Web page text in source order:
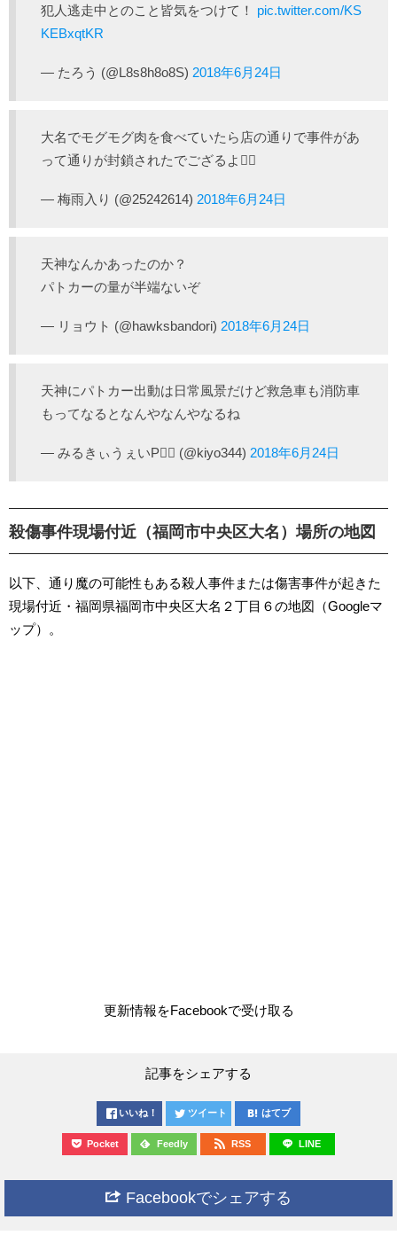
犯人逃走中とのこと皆気をつけて！ pic.twitter.com/KS
KEBxqtKR
— たろう (@L8s8h8o8S) 2018年6月24日
大名でモグモグ肉を食べていたら店の通りで事件があ
って通りが封鎖されたでござるよ👮‍♂️
— 梅雨入り (@25242614) 2018年6月24日
天神なんかあったのか？
パトカーの量が半端ないぞ
— リョウト (@hawksbandori) 2018年6月24日
天神にパトカー出動は日常風景だけど救急車も消防車
もってなるとなんやなんやなるね
— みるきぃうぇいP👷‍♀️ (@kiyo344) 2018年6月24日
殺傷事件現場付近（福岡市中央区大名）場所の地図
以下、通り魔の可能性もある殺人事件または傷害事件が起きた
現場付近・福岡県福岡市中央区大名２丁目６の地図（Googleマ
ップ）。
更新情報をFacebookで受け取る
記事をシェアする
いいね！ ツイート はてブ
Pocket Feedly RSS LINE
Facebookでシェアする